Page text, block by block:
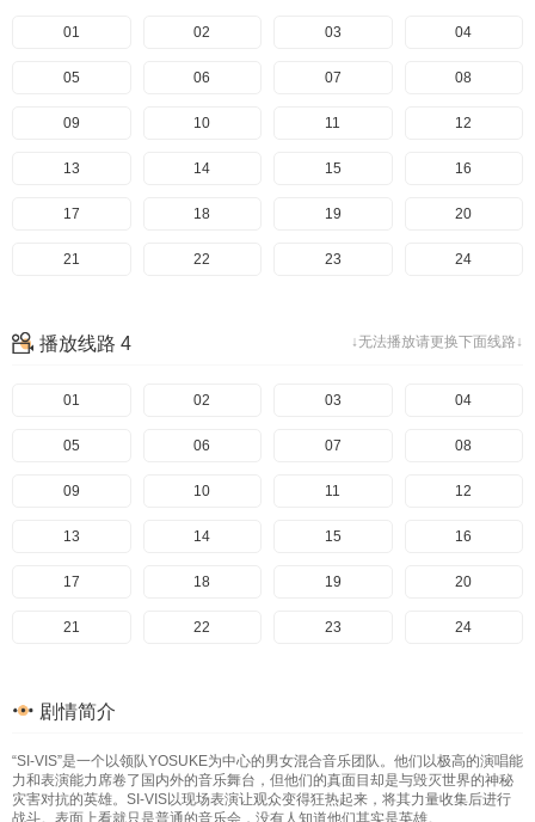
01 02 03 04
05 06 07 08
09 10 11 12
13 14 15 16
17 18 19 20
21 22 23 24
↓无法播放请更换下面线路↓
播放线路 4
01 02 03 04
05 06 07 08
09 10 11 12
13 14 15 16
17 18 19 20
21 22 23 24
剧情简介
“SI-VIS”是一个以领队YOSUKE为中心的男女混合音乐团队。他们以极高的演唱能
力和表演能力席卷了国内外的音乐舞台，但他们的真面目却是与毁灭世界的神秘
灾害对抗的英雄。SI-VIS以现场表演让观众变得狂热起来，将其力量收集后进行
战斗。表面上看就只是普通的音乐会，没有人知道他们其实是英雄。